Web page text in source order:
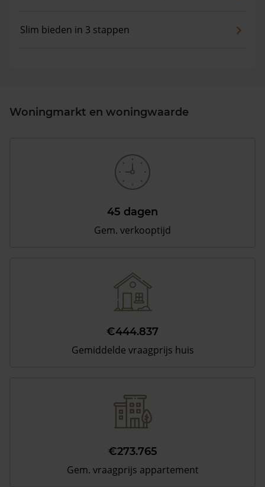
Slim bieden in 3 stappen
Woningmarkt en woningwaarde
45 dagen
Gem. verkooptijd
€444.837
Gemiddelde vraagprijs huis
€273.765
Gem. vraagprijs appartement